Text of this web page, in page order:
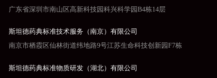
广东省深圳市南山区高新科技园科兴科学园B4栋14层
斯坦德药典标准技术服务（南京）有限公司
南京市栖霞区仙林街道纬地路9号江苏生命科技创新园F7栋
斯坦德药典标准物质研发（湖北）有限公司